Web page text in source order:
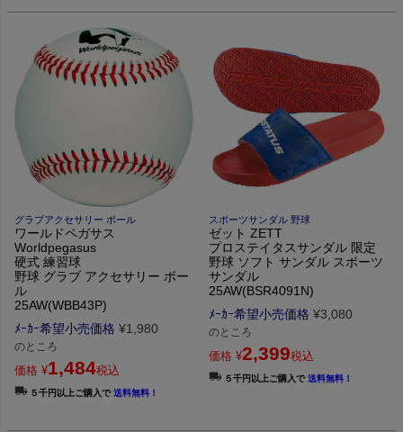
グラブアクセサリー ボール
ワールドペガサス
Worldpegasus
硬式 練習球
野球 グラブ アクセサリー ボー
ル
25AW(WBB43P)
ﾒｰｶｰ希望小売価格 ¥1,980
のところ
価格 ¥1,484税込
５千円以上ご購入で送料無料！
スポーツサンダル 野球
ゼット ZETT
プロステイタスサンダル 限定
野球 ソフト サンダル スポーツ
サンダル
25AW(BSR4091N)
ﾒｰｶｰ希望小売価格 ¥3,080
のところ
価格 ¥2,399税込
５千円以上ご購入で送料無料！